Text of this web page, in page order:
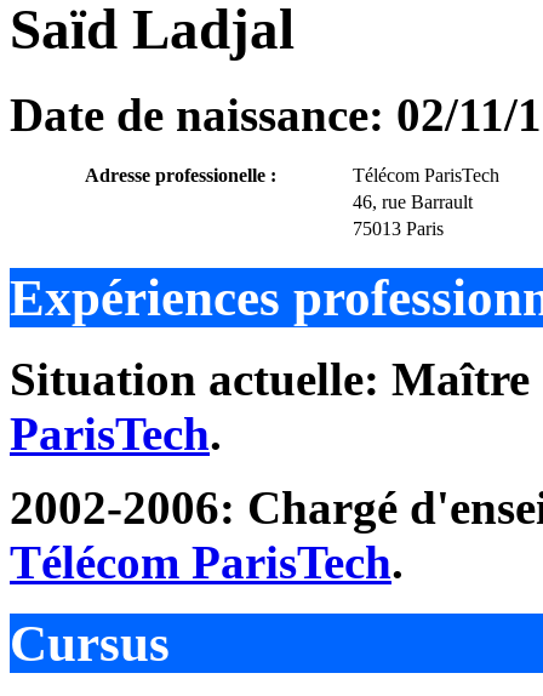
Saïd Ladjal
Date de naissance: 02/11/
Adresse professionelle :
Télécom ParisTech
46, rue Barrault
75013 Paris
Expériences
Situation actuelle: Maître
ParisTech.
2002-2006: Chargé
Télécom ParisTech.
Cursus